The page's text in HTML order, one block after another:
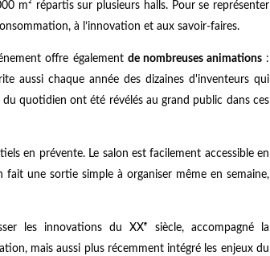
m² répartis sur plusieurs halls. Pour se représenter
à l’innovation et aux savoir-faires.
offre également de nombreuses animations:
aussi chaque année des dizaines d'inventeurs qui
du quotidien ont été révélés au grand public dans ces
en prévente. Le salon est facilement accessible en
une sortie simple à organiser même en semaine,
les innovations du XXᵉ siècle, accompagné la
mais aussi plus récemment intégré les enjeux du